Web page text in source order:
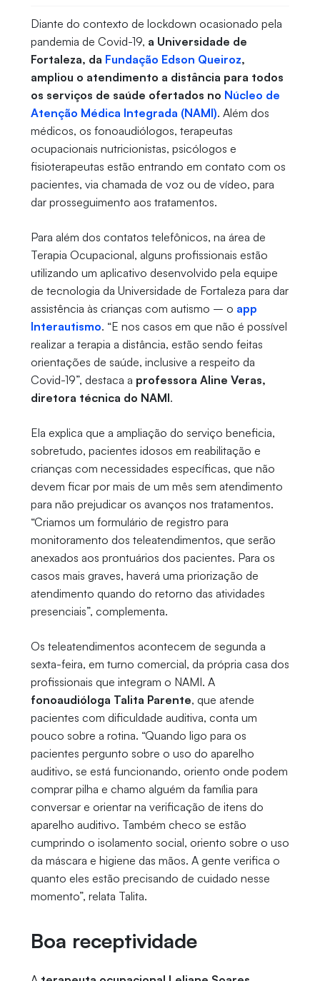
Diante do contexto de lockdown ocasionado pela
pandemia de Covid-19, a Universidade de
Fortaleza, da Fundação Edson Queiroz,
ampliou o atendimento a distância para todos
os serviços de saúde ofertados no Núcleo de
Atenção Médica Integrada (NAMI). Além dos
médicos, os fonoaudiólogos, terapeutas
ocupacionais nutricionistas, psicólogos e
fisioterapeutas estão entrando em contato com os
pacientes, via chamada de voz ou de vídeo, para
dar prosseguimento aos tratamentos.
Para além dos contatos telefônicos, na área de
Terapia Ocupacional, alguns profissionais estão
utilizando um aplicativo desenvolvido pela equipe
de tecnologia da Universidade de Fortaleza para dar
assistência às crianças com autismo – o app
Interautismo. “E nos casos em que não é possível
realizar a terapia a distância, estão sendo feitas
orientações de saúde, inclusive a respeito da
Covid-19”, destaca a professora Aline Veras,
diretora técnica do NAMI.
Ela explica que a ampliação do serviço beneficia,
sobretudo, pacientes idosos em reabilitação e
crianças com necessidades específicas, que não
devem ficar por mais de um mês sem atendimento
para não prejudicar os avanços nos tratamentos.
“Criamos um formulário de registro para
monitoramento dos teleatendimentos, que serão
anexados aos prontuários dos pacientes. Para os
casos mais graves, haverá uma priorização de
atendimento quando do retorno das atividades
presenciais”, complementa.
Os teleatendimentos acontecem de segunda a
sexta-feira, em turno comercial, da própria casa dos
profissionais que integram o NAMI. A
fonoaudióloga Talita Parente, que atende
pacientes com dificuldade auditiva, conta um
pouco sobre a rotina. “Quando ligo para os
pacientes pergunto sobre o uso do aparelho
auditivo, se está funcionando, oriento onde podem
comprar pilha e chamo alguém da família para
conversar e orientar na verificação de itens do
aparelho auditivo. Também checo se estão
cumprindo o isolamento social, oriento sobre o uso
da máscara e higiene das mãos. A gente verifica o
quanto eles estão precisando de cuidado nesse
momento”, relata Talita.
Boa receptividade